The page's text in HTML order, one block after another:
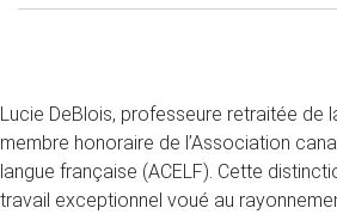
Lucie DeBlois, professeure retraitée de
membre honoraire de l’Association
langue française (ACELF). Cette
travail exceptionnel voué au